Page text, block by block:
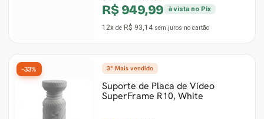
R$ 949,99 à vista no Pix
12x de R$ 93,14sem juros no cartão
3º Mais vendido
Suporte de Placa de Vídeo
SuperFrame R10, White
-33%